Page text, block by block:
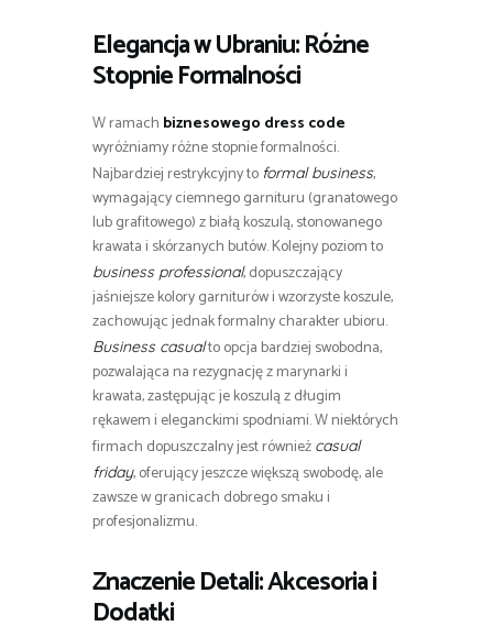
Elegancja w Ubraniu: Różne
Stopnie Formalności
W ramach biznesowego dress code
wyróżniamy różne stopnie formalności.
Najbardziej restrykcyjny to formal business,
wymagający ciemnego garnituru (granatowego
lub grafitowego) z białą koszulą, stonowanego
krawata i skórzanych butów. Kolejny poziom to
business professional, dopuszczający
jaśniejsze kolory garniturów i wzorzyste koszule,
zachowując jednak formalny charakter ubioru.
Business casualto opcja bardziej swobodna,
pozwalająca na rezygnację z marynarki i
krawata, zastępując je koszulą z długim
rękawem i eleganckimi spodniami. W niektórych
firmach dopuszczalny jest również casual
friday, oferujący jeszcze większą swobodę, ale
zawsze w granicach dobrego smaku i
profesjonalizmu.
Znaczenie Detali: Akcesoria i
Dodatki